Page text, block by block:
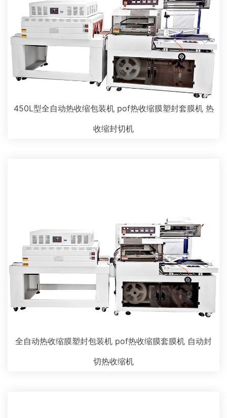
450L型全自动热收缩包装机 pof热收缩膜塑封套膜机 热
收缩封切机
全自动热收缩膜塑封包装机 pof热收缩膜套膜机 自动封
切热收缩机